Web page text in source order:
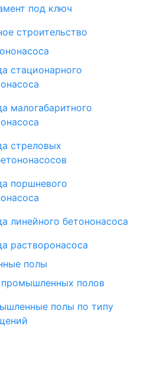
под ключ
строительство
стационарного
малогабаритного
стреловых
поршневого
линейного бетононасоса
растворонасоса
полы
полов
полы по типу